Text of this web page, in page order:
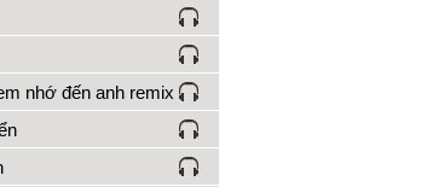
nhớ đến anh remix